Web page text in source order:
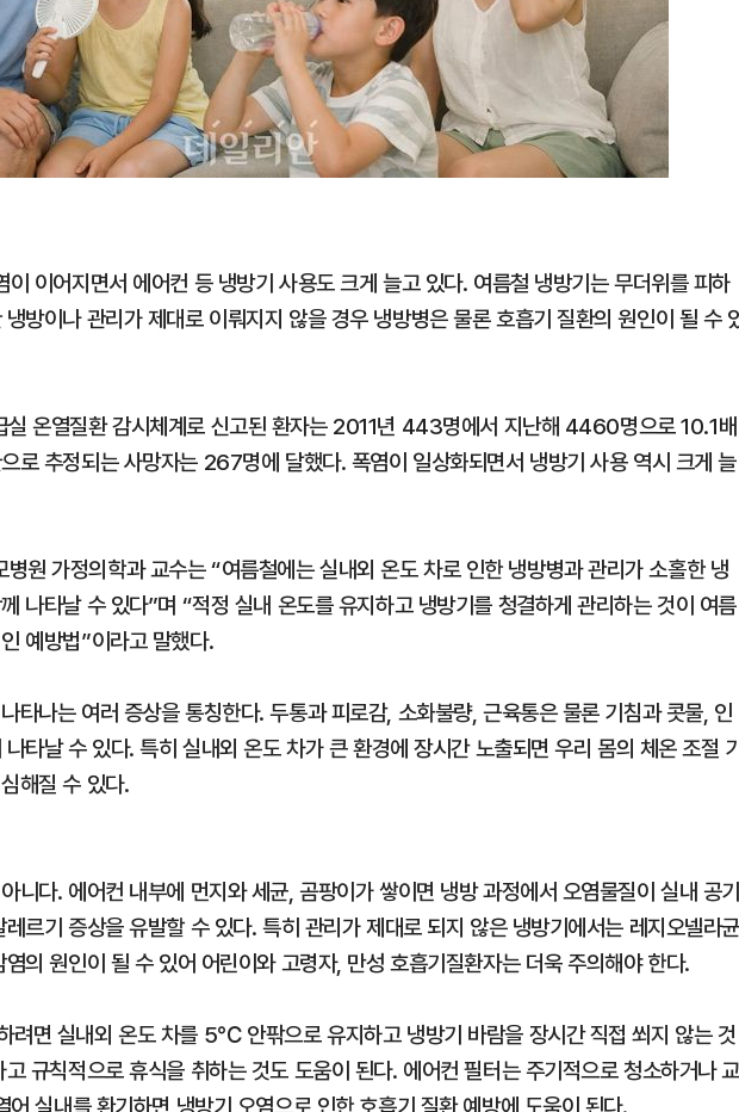
이어지면서 에어컨 등 냉방기 사용도 크게 늘고 있다. 여름철 냉방기는 무더위를 피하
방이나 관리가 제대로 이뤄지지 않을 경우 냉방병은 물론 호흡기 질환의 원인이 될 수
실 온열질환 감시체계로 신고된 환자는 2011년 443명에서 지난해 4460명으로 10.1배
로 추정되는 사망자는 267명에 달했다. 폭염이 일상화되면서 냉방기 사용 역시 크게 늘
원 가정의학과 교수는 “여름철에는 실내외 온도 차로 인한 냉방병과 관리가 소홀한 냉
나타날 수 있다”며 “적정 실내 온도를 유지하고 냉방기를 청결하게 관리하는 것이 여름
예방법”이라고 말했다.
타나는 여러 증상을 통칭한다. 두통과 피로감, 소화불량, 근육통은 물론 기침과 콧물, 인
타날 수 있다. 특히 실내외 온도 차가 큰 환경에 장시간 노출되면 우리 몸의 체온 조절
해질 수 있다.
니다. 에어컨 내부에 먼지와 세균, 곰팡이가 쌓이면 냉방 과정에서 오염물질이 실내 공
르기 증상을 유발할 수 있다. 특히 관리가 제대로 되지 않은 냉방기에서는 레지오넬라
의 원인이 될 수 있어 어린이와 고령자, 만성 호흡기질환자는 더욱 주의해야 한다.
려면 실내외 온도 차를 5℃ 안팎으로 유지하고 냉방기 바람을 장시간 직접 쐬지 않는 것
규칙적으로 휴식을 취하는 것도 도움이 된다. 에어컨 필터는 주기적으로 청소하거나